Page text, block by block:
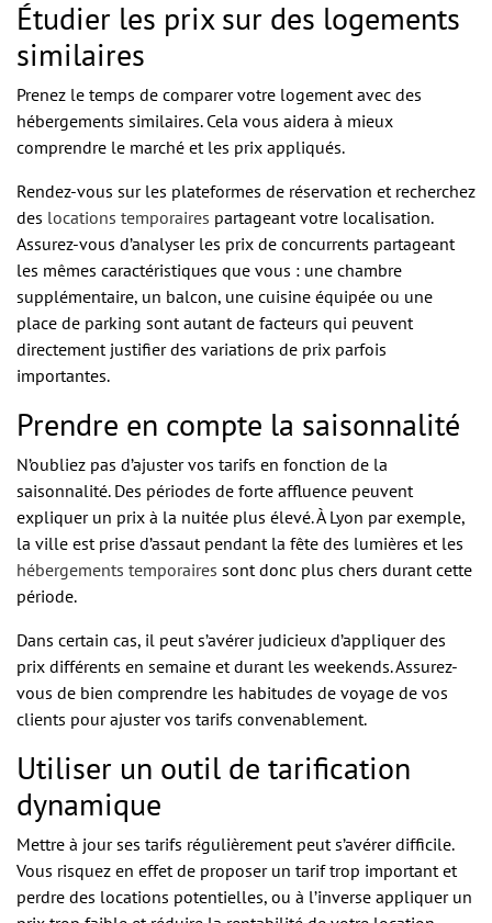
Étudier les prix sur des logements
similaires
Prenez le temps de comparer votre logement avec des
hébergements similaires. Cela vous aidera à mieux
comprendre le marché et les prix appliqués.
Rendez-vous sur les plateformes de réservation et recherchez
des locations temporaires partageant votre localisation.
Assurez-vous d’analyser les prix de concurrents partageant
les mêmes caractéristiques que vous : une chambre
supplémentaire, un balcon, une cuisine équipée ou une
place de parking sont autant de facteurs qui peuvent
directement justifier des variations de prix parfois
importantes.
Prendre en compte la saisonnalité
N’oubliez pas d’ajuster vos tarifs en fonction de la
saisonnalité. Des périodes de forte affluence peuvent
expliquer un prix à la nuitée plus élevé. À Lyon par exemple,
la ville est prise d’assaut pendant la fête des lumières et les
hébergements temporaires sont donc plus chers durant cette
période.
Dans certain cas, il peut s’avérer judicieux d’appliquer des
prix différents en semaine et durant les weekends. Assurez-
vous de bien comprendre les habitudes de voyage de vos
clients pour ajuster vos tarifs convenablement.
Utiliser un outil de tarification
dynamique
Mettre à jour ses tarifs régulièrement peut s’avérer difficile.
Vous risquez en effet de proposer un tarif trop important et
perdre des locations potentielles, ou à l’inverse appliquer un